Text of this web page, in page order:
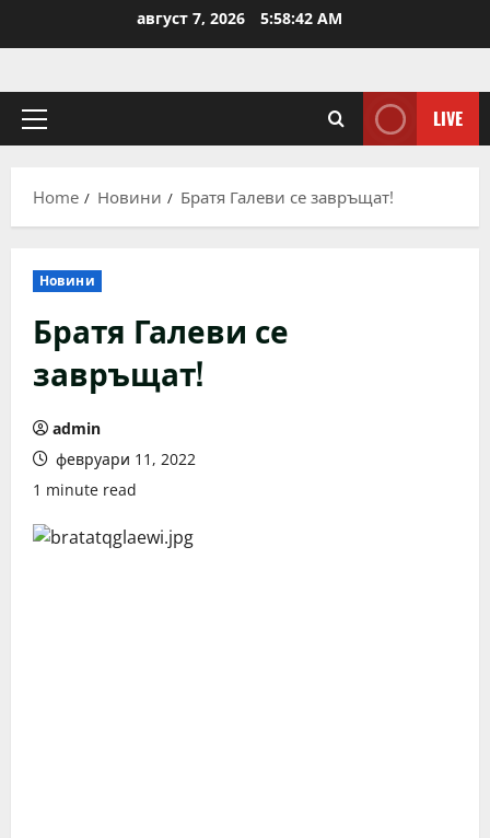
август 7, 2026 5:58:43 AM
Primary
LIVE
Home Новини Братя Галеви се завръщат!
Новини
Братя Галеви се
завръщат!
admin
февруари 11, 2022
1 minute read